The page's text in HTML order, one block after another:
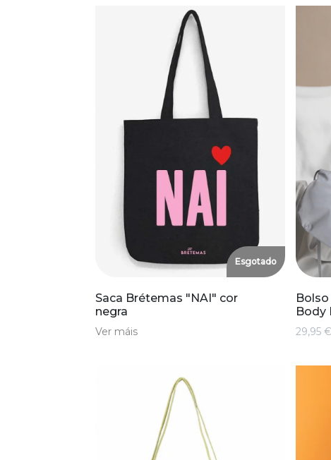
Esgotado
Saca Brétemas "NAI" cor
negra
Ver máis
Body
29,95